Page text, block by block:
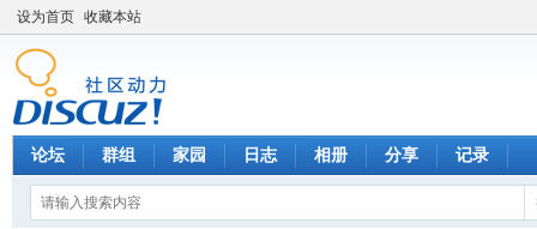
设为首页 收藏本站
论坛 群组 家园 日志 相册 分享 记录